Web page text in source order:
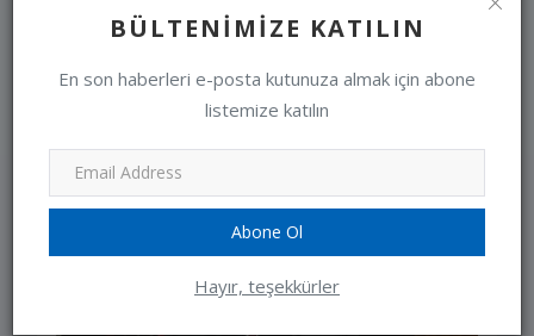
BÜLTENIMIZE KATILIN
En son haberleri e-posta kutunuza almak için abone
listemize katılın
Abone Ol
Hayır, teşekkürler